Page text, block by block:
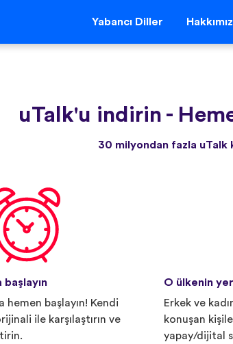
Yabancı Diller
uTalk'u indirin -
30 milyondan fazla uTalk
başlayın
hemen başlayın! Kendi
ile karşılaştırın ve
O ülkenin
Erkek ve
konuşan
yapay/dijital